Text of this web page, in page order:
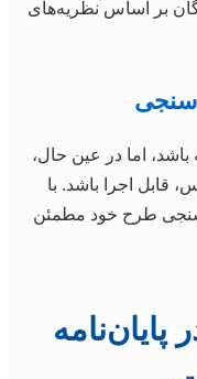
بر اساس نظریه‌های
اما در عین حال،
قابل اجرا باشد. با
طرح خود مطمئن
پایان‌نامه